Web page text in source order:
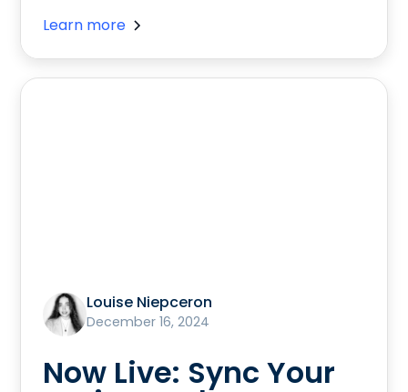
Learn more
Louise Niepceron
December 16, 2024
Now Live: Sync Your